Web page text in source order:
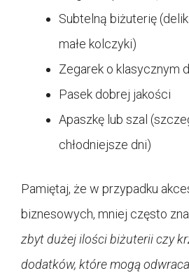
Subtelną biżuterię
małe kolczyki)
Zegarek o klasycznym
Pasek dobrej jakości
Apaszkę lub szal
chłodniejsze dni)
Pamiętaj, że w przypadku
biznesowych, mniej często
zbyt dużej ilości biżuterii czy
dodatków, które mogą